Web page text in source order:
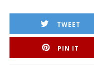
TWEET
PIN IT